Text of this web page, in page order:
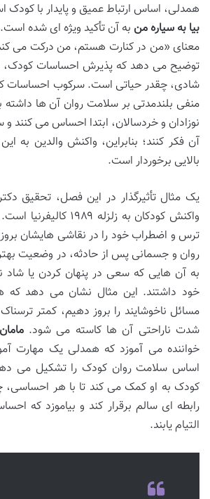
همدلی، اساس ارتباط عمیق و پایدار با
بیا به سیاره من به آن تأکید ویژه ای شده
معنای «من در کنارت هستم، من درکت می
توضیح می دهد که پذیرش احساسات کودک،
شادی، چقدر حیاتی است. سرکوب احساسات
منفی بلندمدتی بر سلامت روان آن ها داشته
نوزادان و خردسالان، ابتدا احساس می کنند و
آن فکر کنند؛ بنابراین، واکنش والدین به
بالایی برخوردار است.
یک مثال تأثیرگذار در این فصل، تحقیق
واکنش کودکان به زلزله
ترس و اضطراب خود را در نقاشی هایشان
روان و جسمانی پس از حادثه، در وضعیت
به آن هایی که سعی در پنهان کردن یا
خود داشتند. این مثال نشان می دهد که
مسائل ناخوشایند را بروز دهیم، کمتر
شدت ناراحتی آن ها کاسته می شود.
خواننده می آموزد که همدلی یک مهارت
اساس سلامت روان کودک را تشکیل می
کودک به او کمک می کند تا با هر
رابطه ای سالم برقرار کند و بیاموزد که
التیام یابند.